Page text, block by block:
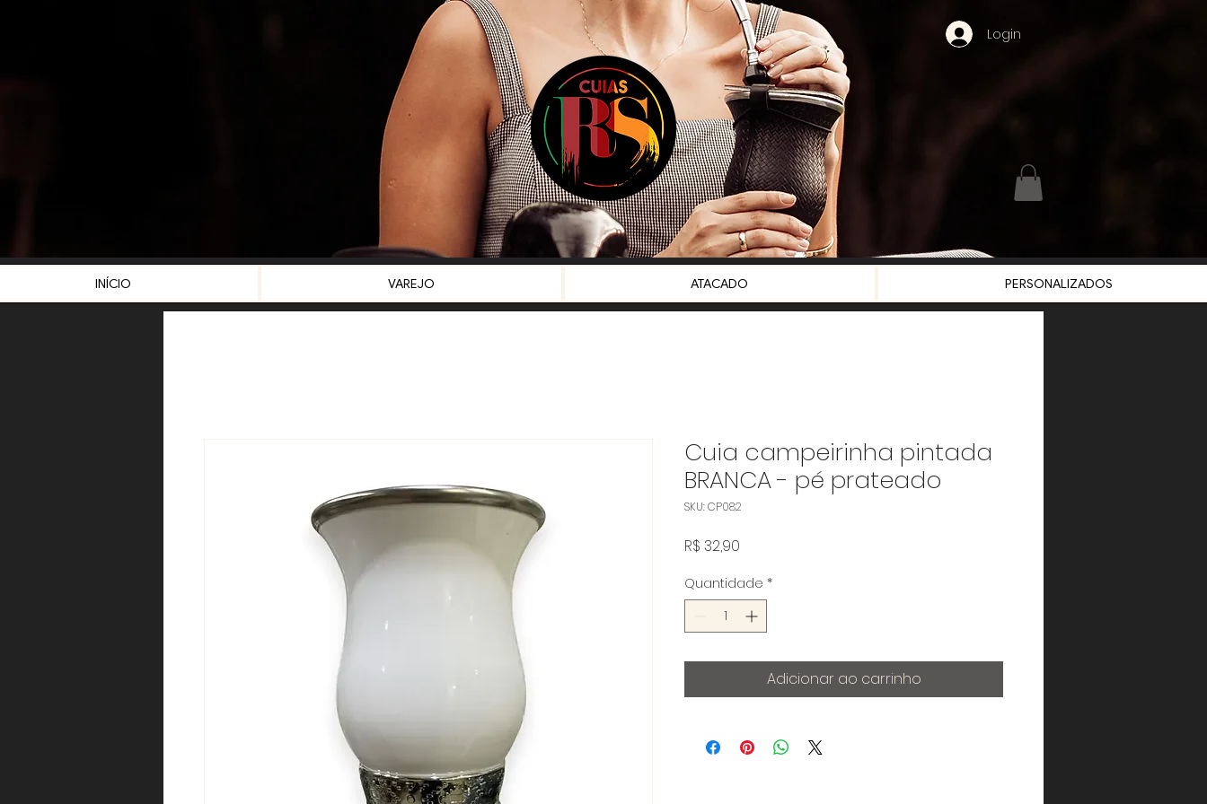
Login
INÍCIO VAREJO ATACADO PERSONALIZADOS
Cuia campeirinha pintada
BRANCA - pé prateado
SKU: CP082
R$ 32,90
Quantidade *
Adicionar ao carrinho